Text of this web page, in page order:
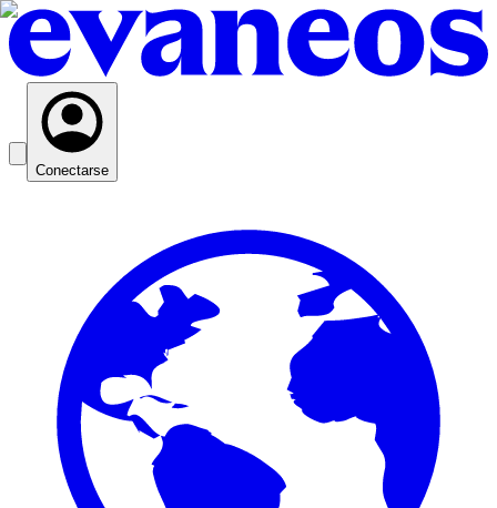
Conectarse